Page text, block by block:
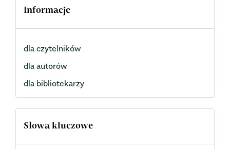
Informacje
dla czytelników
dla autorów
dla bibliotekarzy
Słowa kluczowe